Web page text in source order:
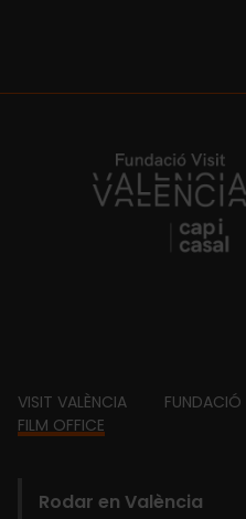
https://
Footer
VISIT VALÈNCIA FUNDACIÓ
FILM OFFICE
Main
Rodar en València